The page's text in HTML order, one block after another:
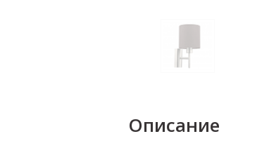
Описание